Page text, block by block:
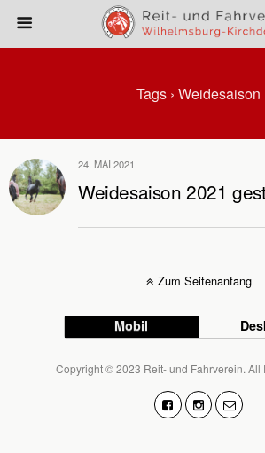
Tags › Weidesaison
24. MAI 2021
Weidesaison 2021
Zum Seitenanfang
Mobil
Copyright © 2023 Reit- und Fahrverein. All